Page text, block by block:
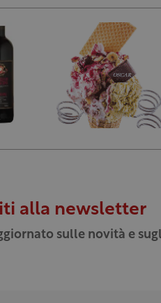
alla newsletter
sulle novità e